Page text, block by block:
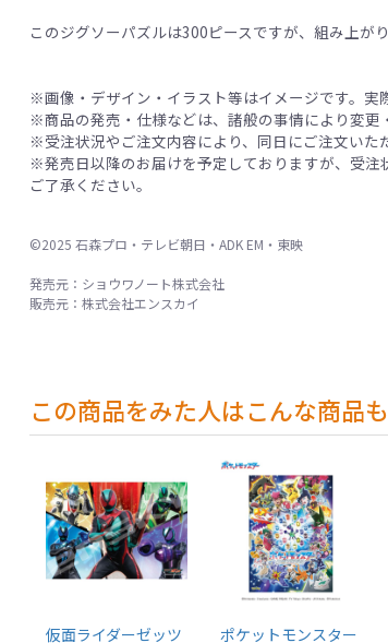
このジグソーパズルは300ピースですが、組み上が
※画像・デザイン・イラスト等はイメージです。実
※商品の発売・仕様などは、諸般の事情により変更
※受注状況やご注文内容により、同日にご注文いた
※発売日以降のお届けを予定しておりますが、受注
ご了承ください。
©2025 石森プロ・テレビ朝日・ADK EM・東映
発売元：ショウワノート株式会社
販売元：株式会社エンスカイ
この商品をみた人はこんな商品
仮面ライダーゼッツ
ポケットモンスター